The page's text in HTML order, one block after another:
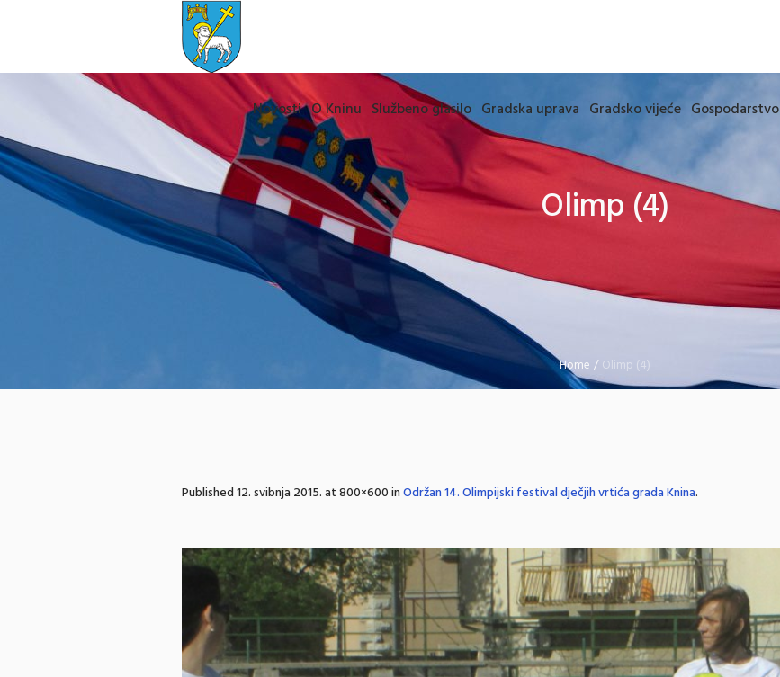
Novosti O Kninu Službeno glasilo Gradska uprava Gradsko vijeće Gospodarstvo
Olimp (4)
Home /Olimp (4)
Published12. svibnja 2015.at 800×600 inOdržan 14. Olimpijski festival dječjih vrtića grada Knina.